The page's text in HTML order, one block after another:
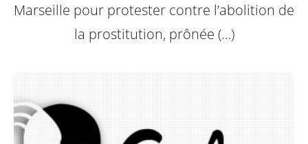
Marseille pour protester contre l’abolition de
la prostitution, prônée (…)